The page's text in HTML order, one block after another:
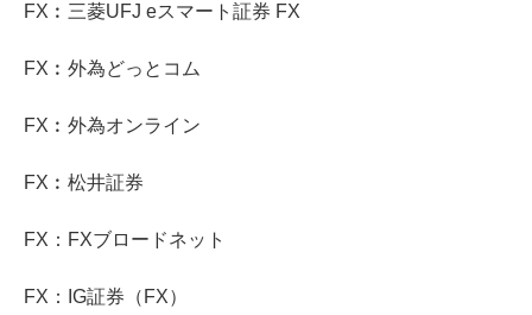
FX︰三菱UFJ eスマート証券 FX
FX︰外為どっとコム
FX︰外為オンライン
FX︰松井証券
FX：FXブロードネット
FX：IG証券（FX）